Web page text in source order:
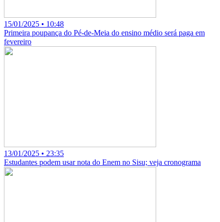
15/01/2025 • 10:48
Primeira poupança do Pé-de-Meia do ensino médio será paga em
fevereiro
13/01/2025 • 23:35
Estudantes podem usar nota do Enem no Sisu; veja cronograma